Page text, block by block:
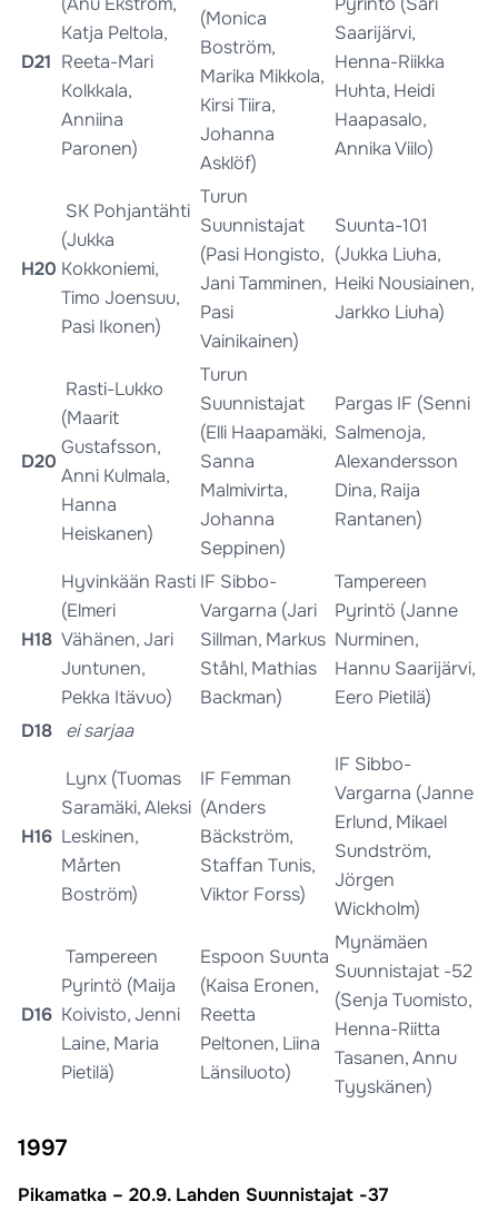
D21
Katja Peltola,
Reeta-Mari
Kolkkala,
Anniina
Paronen)
(Monica
Boström,
Marika Mikkola,
Kirsi Tiira,
Johanna
Asklöf)
Saarijärvi,
Henna-Riikka
Huhta, Heidi
Haapasalo,
Annika Viilo)
H20
SK Pohjantähti
(Jukka
Kokkoniemi,
Timo Joensuu,
Pasi Ikonen)
Turun
Suunnistajat
(Pasi Hongisto,
Jani Tamminen,
Pasi
Vainikainen)
Suunta-101
(Jukka Liuha,
Heiki Nousiainen,
Jarkko Liuha)
D20
Rasti-Lukko
(Maarit
Gustafsson,
Anni Kulmala,
Hanna
Heiskanen)
Turun
Suunnistajat
(Elli Haapamäki,
Sanna
Malmivirta,
Johanna
Seppinen)
Pargas IF (Senni
Salmenoja,
Alexandersson
Dina, Raija
Rantanen)
H18
Hyvinkään Rasti
(Elmeri
Vähänen, Jari
Juntunen,
Pekka Itävuo)
IF Sibbo-
Vargarna (Jari
Sillman, Markus
Ståhl, Mathias
Backman)
Tampereen
Pyrintö (Janne
Nurminen,
Hannu Saarijärvi,
Eero Pietilä)
D18
ei sarjaa
H16
Lynx (Tuomas
Saramäki, Aleksi
Leskinen,
Mårten
Boström)
IF Femman
(Anders
Bäckström,
Staffan Tunis,
Viktor Forss)
IF Sibbo-
Vargarna (Janne
Erlund, Mikael
Sundström,
Jörgen
Wickholm)
D16
Tampereen
Pyrintö (Maija
Koivisto, Jenni
Laine, Maria
Pietilä)
Espoon Suunta
(Kaisa Eronen,
Reetta
Peltonen, Liina
Länsiluoto)
Mynämäen
Suunnistajat -52
(Senja Tuomisto,
Henna-Riitta
Tasanen, Annu
Tyyskänen)
1997
Pikamatka – 20.9. Lahden Suunnistajat -37